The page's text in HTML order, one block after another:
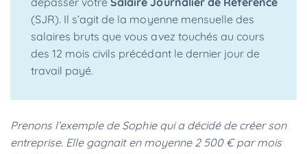
(SJR). Il s’agit de la moyenne mensuelle des
salaires bruts que vous avez touchés au cours
des 12 mois civils précédant le dernier jour de
travail payé.
Prenons l’exemple de Sophie qui a décidé de créer son
entreprise. Elle gagnait en moyenne 2 500 € par mois